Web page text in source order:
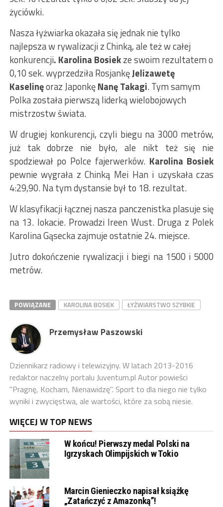
życiówki.
Nasza łyżwiarka okazała się jednak nie tylko
najlepsza w rywalizacji z Chinką, ale też w całej
konkurencji. Karolina Bosiekze swoim rezultatem o
0,10 sek. wyprzedziła RosjankęJelizawetę
Kaselinęoraz JaponkęNanę Takagi. Tym samym
Polka została pierwszą liderką wielobojowych
mistrzostw świata.
W drugiej konkurencji, czyli biegu na 3000 metrów,
już tak dobrze nie było, ale nikt też się nie
spodziewał po Polce fajerwerków. Karolina Bosiek
pewnie wygrała z Chinką Mei Han i uzyskała czas
4:29,90. Na tym dystansie był to 18. rezultat.
W klasyfikacji łącznej nasza panczenistka plasuje się
na 13. lokacie. Prowadzi Ireen Wust. Druga z Polek
Karolina Gąsecka zajmuje ostatnie 24. miejsce.
Jutro dokończenie rywalizacji i biegi na 1500 i 5000
metrów.
POWIĄZANE KAROLINA BOSIEK ŁYŻWIARSTWO SZYBKIE
Przemysław Paszowski
Dziennikarz radiowy i telewizyjny. W latach 2013-2016
redaktor naczelny portalu Juventum.pl Autor powieści
"Pragnę, Kocham, Nienawidzę". Sport to dla niego nie tylko
wyniki i zwycięstwa, ale wartości, które za sobą niesie.
WIĘCEJ W TOP NEWS
W końcu! Pierwszy medal Polski na
Igrzyskach Olimpijskich w Tokio
Marcin Gienieczko napisał książkę
„Zatańczyć z Amazonką”!